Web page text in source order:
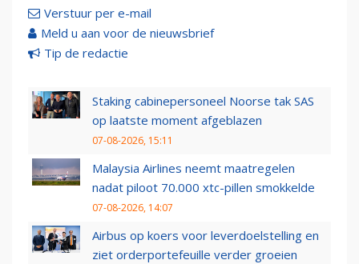
Verstuur per e-mail
Meld u aan voor de nieuwsbrief
Tip de redactie
Staking cabinepersoneel Noorse tak SAS
op laatste moment afgeblazen
07-08-2026, 15:11
Malaysia Airlines neemt maatregelen
nadat piloot 70.000 xtc-pillen smokkelde
07-08-2026, 14:07
Airbus op koers voor leverdoelstelling en
ziet orderportefeuille verder groeien